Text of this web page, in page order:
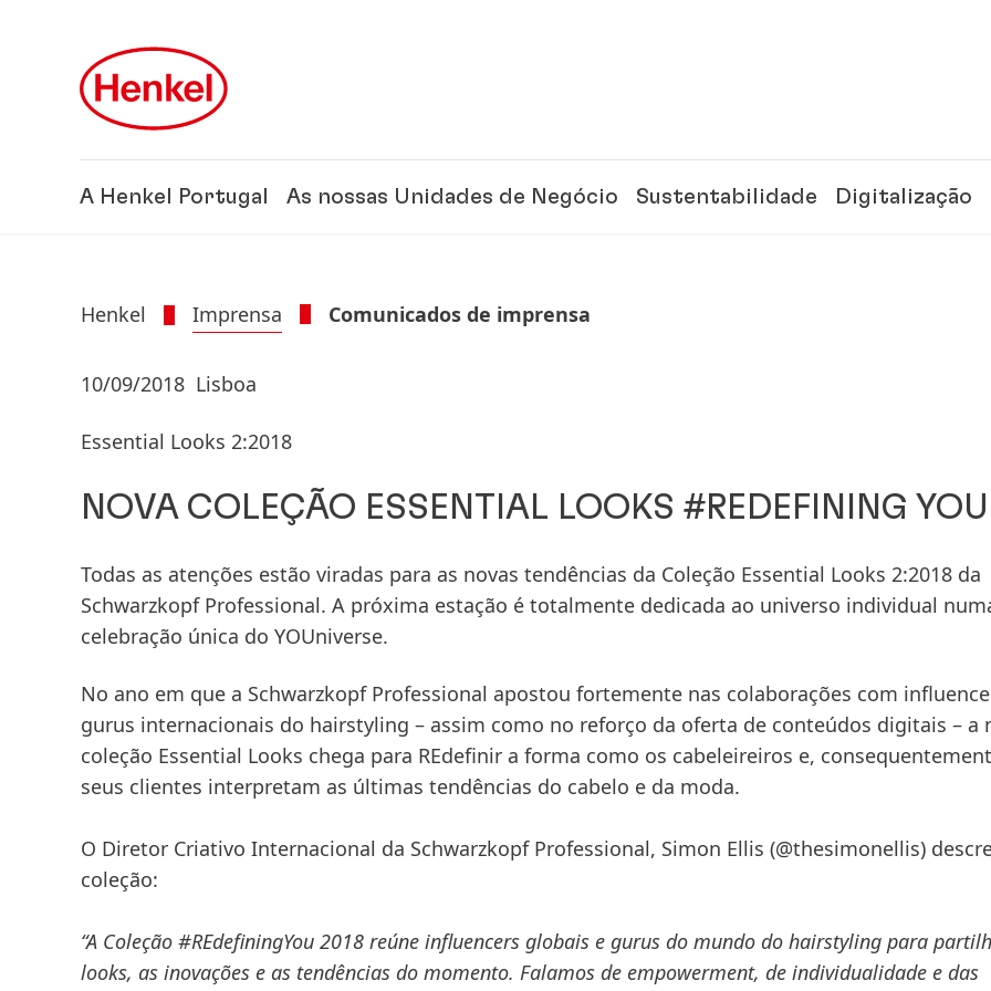
A Henkel Portugal As nossas Unidades de Negócio Sustentabilidade Digitalização
Henkel Imprensa Comunicados de imprensa
10/09/2018 Lisboa
Essential Looks 2:2018
NOVA COLEÇÃO ESSENTIAL LOOKS #REDEFINING YOU
Todas as atenções estão viradas para as novas tendências da Coleção Essential Looks 2:2018 da
Schwarzkopf Professional. A próxima estação é totalmente dedicada ao universo individual
celebração única do YOUniverse.
No ano em que a Schwarzkopf Professional apostou fortemente nas colaborações com
gurus internacionais do hairstyling – assim como no reforço da oferta de conteúdos digitais – a
coleção Essential Looks chega para REdefinir a forma como os cabeleireiros e,
seus clientes interpretam as últimas tendências do cabelo e da moda.
O Diretor Criativo Internacional da Schwarzkopf Professional, Simon Ellis (@thesimonellis)
coleção:
“A Coleção #REdefiningYou 2018 reúne influencers globais e gurus do mundo do hairstyling para
looks, as inovações e as tendências do momento. Falamos de empowerment, de individualidade e das